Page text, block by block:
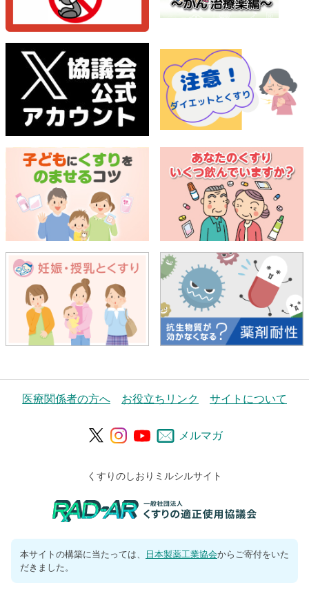
医療関係者の方へ お役立ちリンク サイトについて
メルマガ
くすりのしおりミルシルサイト
本サイトの構築に当たっては、 日本製薬工業協会からご寄付をいた
だきました。